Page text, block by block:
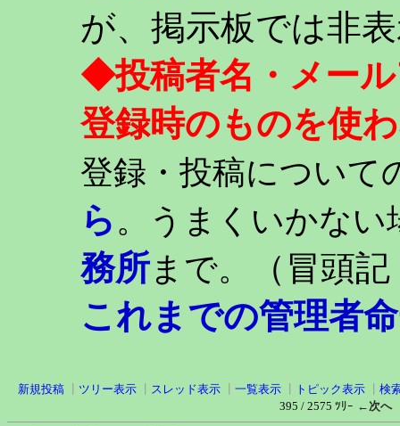
が、掲示板では非
◆投稿者名・メー
登録時のものを使
登録・投稿について
ら。うまくいかない
務所まで。 （冒
これまでの管理者
新規投稿 ツリー表示 スレッド表示 一覧表示 トピック表示
検
395 / 2575 ﾂﾘｰ ←次へ